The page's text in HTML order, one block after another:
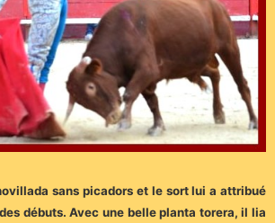
sans picadors et le sort lui a attribué
débuts. Avec une belle planta torera, il lia